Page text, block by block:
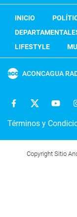
INICIO
LIFESTYLE
ACONCAGUA
Términos y
Copyright Sitio